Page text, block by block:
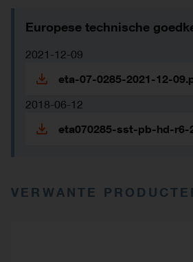
Europese technische
2021-12-09
eta-07-0285-2021-12-
2018-06-12
eta070285-sst-pb-hd-r6-
VERWANTE